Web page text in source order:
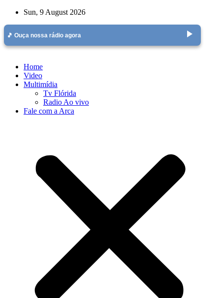
Skip
content
Sun, 9 August 2026
🎵 Ouça nossa rádio agora play_arrow
Home
Video
Multimídia
Tv Flórida
Radio Ao vivo
Fale com a Arca